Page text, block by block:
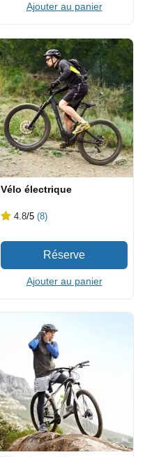
Ajouter au panier
Vélo électrique
4.8/5 (8)
Ajouter au panier